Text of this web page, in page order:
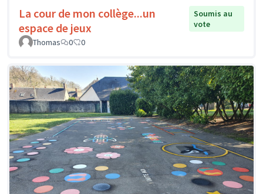
La cour de mon collège...un
espace de jeux
Soumis au
vote
Thomas
0 0